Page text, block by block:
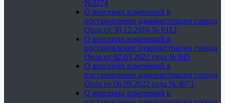
№3274
О внесении изменений в
постановление администрации города
Орла от 30.12.2016 № 6112
О внесении изменений в
постановление администрации города
Орла от 02.03.2022 года № 945
О внесении изменений в
постановление администрации города
Орла от 06.09.2022 года № 4971
О внесении изменений в